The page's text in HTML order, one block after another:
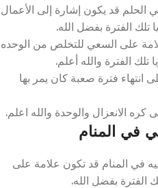
الحلم قد يكون إشارة إلى الأعمال
تلك الفترة بفضل الله.
على السعي للتخلص من الوحده
الفترة والله أعلم.
انتهاء فترة صعبة كان يمر بها
الانعزال والوحدة والله اعلم.
في المنام
في المنام قد تكون علامة على
الفترة بفضل الله.